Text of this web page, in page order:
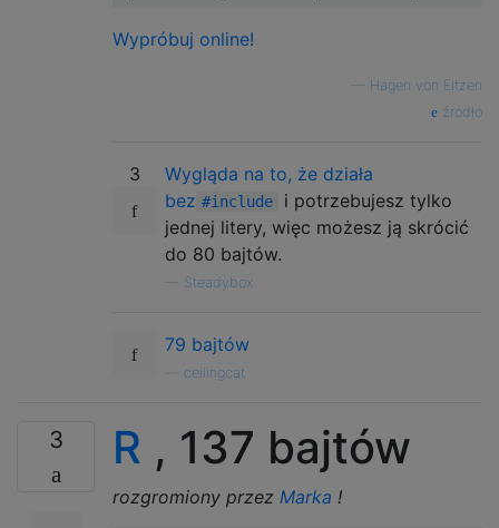
Wypróbuj online!
Hagen von Eitzen
źródło
3
Wygląda na to, że działa
bez #include
i potrzebujesz tylko
jednej litery, więc możesz ją skrócić
do 80 bajtów.
Steadybox
79 bajtów
ceilingcat
3 R , 137 bajtów
rozgromiony przez Marka !